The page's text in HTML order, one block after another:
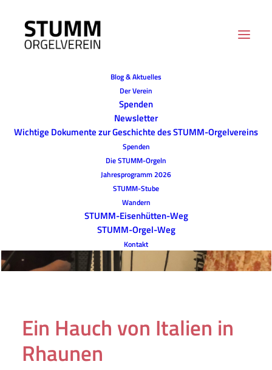
Blog & Aktuelles
Der Verein
Spenden
Newsletter
Wichtige Dokumente zur Geschichte des STUMM-Orgelvereins
Spenden
Die STUMM-Orgeln
Jahresprogramm 2026
STUMM-Stube
Wandern
STUMM-Eisenhütten-Weg
STUMM-Orgel-Weg
Kontakt
Ein Hauch von Italien in
Rhaunen